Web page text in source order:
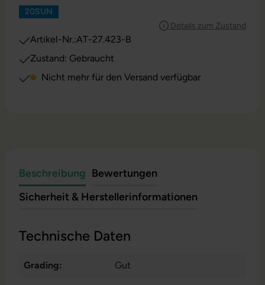
20SUN
Details zum Zustand
Artikel-Nr.:AT-27.423-B
Zustand: Gebraucht
Nicht mehr für den Versand verfügbar
Beschreibung Bewertungen
Sicherheit & Herstellerinformationen
Technische Daten
Grading: Gut